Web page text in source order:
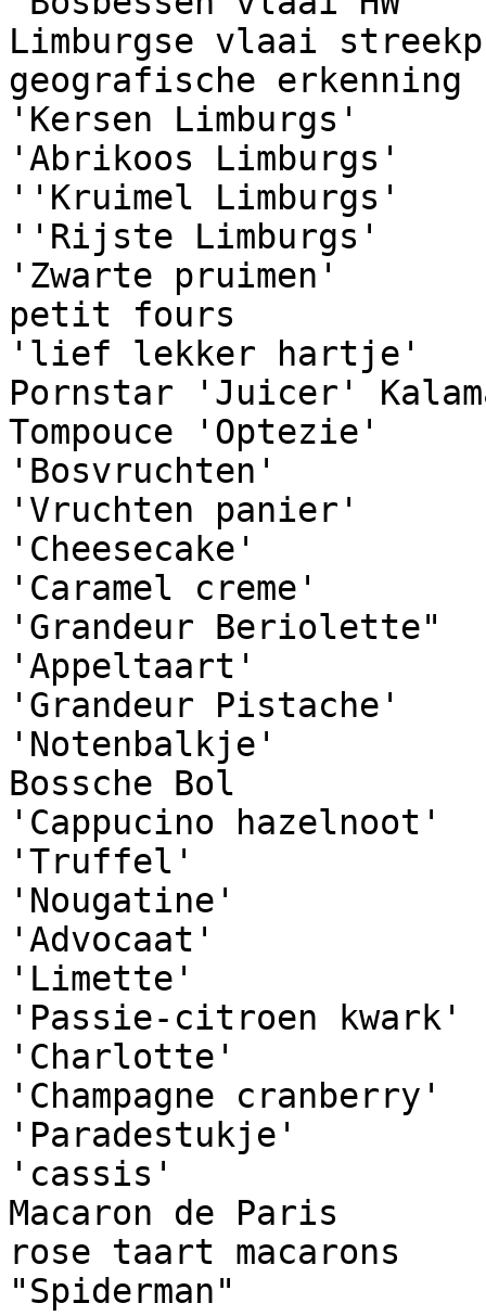
Limburgse vlaai
geografische erkenning
'Kersen Limburgs'
'Abrikoos Limburgs'
''Kruimel Limburgs'
''Rijste Limburgs'
'Zwarte pruimen'
petit fours
'lief lekker hartje'
Pornstar 'Juicer'
Tompouce 'Optezie'
'Bosvruchten'
'Vruchten panier'
'Cheesecake'
'Caramel creme'
'Grandeur Beriolette"
'Appeltaart'
'Grandeur Pistache'
'Notenbalkje'
Bossche Bol
'Cappucino hazelnoot'
'Truffel'
'Nougatine'
'Advocaat'
'Limette'
'Passie-citroen kwark'
'Charlotte'
'Champagne cranberry'
'Paradestukje'
'cassis'
Macaron de Paris
rose taart macarons
"Spiderman"